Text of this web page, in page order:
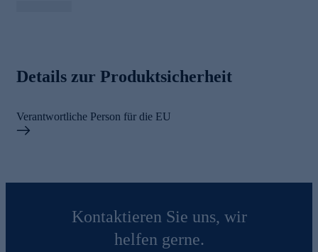
Details zur Produktsicherheit
Verantwortliche Person für die EU
Kontaktieren Sie uns, wir
helfen gerne.